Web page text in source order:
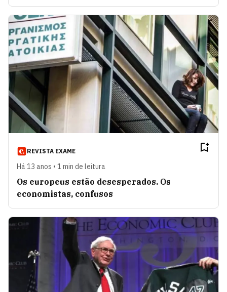
REVISTA EXAME
Há 13 anos • 1 min de leitura
Os europeus estão desesperados. Os
economistas, confusos